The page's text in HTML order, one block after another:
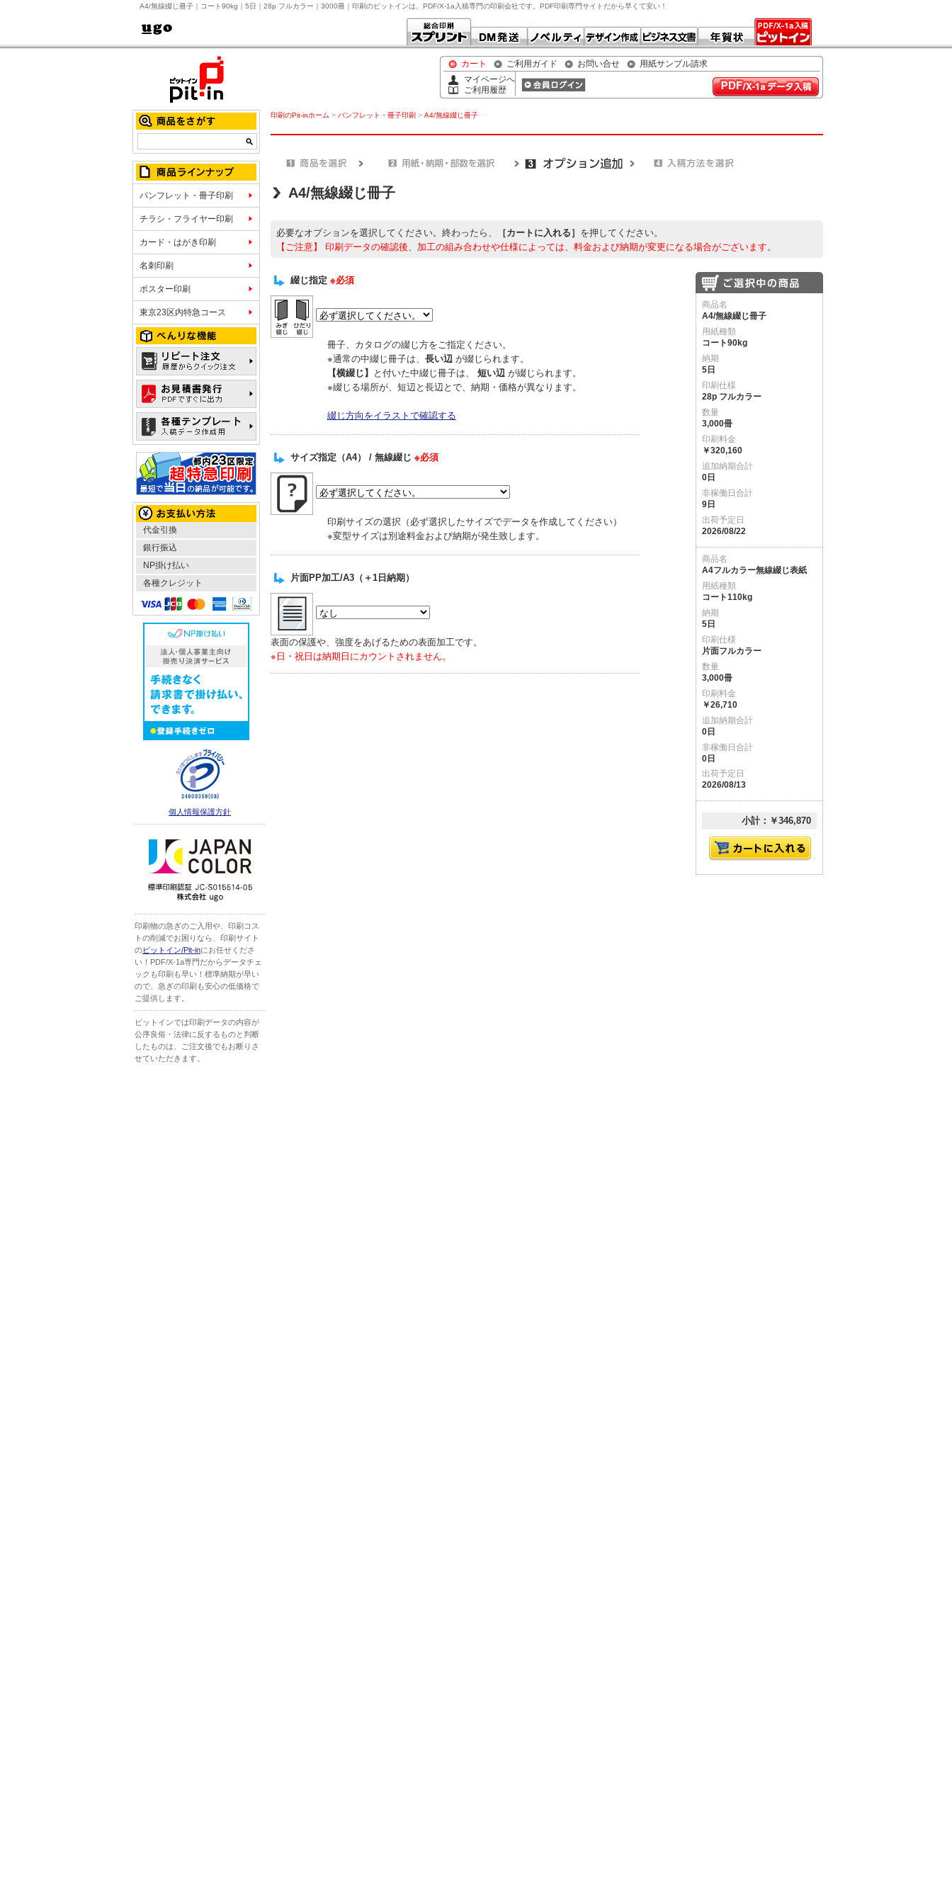
A4/無線綴じ冊子｜コート90kg｜5日｜28p フルカラー｜3000冊｜印刷のピットインは、PDF/X-1a入稿専門の印刷会社です。PDF印刷専門サイトだから早くて安い！
カート ご利用ガイド お問い合せ
用紙サンプル請求
マイページへ
ご利用履歴
パンフレット・冊子印刷
チラシ・フライヤー印刷
カード・はがき印刷
名刺印刷
ポスター印刷
東京23区内特急コース
代金引換
銀行振込
NP掛け払い
各種クレジット
個人情報保護方針
印刷物の急ぎのご入用や、印刷コス
トの削減でお困りなら、印刷サイト
のピットイン/Pit-inにお任せくださ
い！PDF/X-1a専門だからデータチェ
ックも印刷も早い！標準納期が早い
ので、急ぎの印刷も安心の低価格で
ご提供します。
ピットインでは印刷データの内容が
公序良俗・法律に反するものと判断
したものは、ご注文後でもお断りさ
せていただきます。
印刷のPit-inホーム > パンフレット・冊子印刷 > A4/無線綴じ冊子
A4/無線綴じ冊子
必要なオプションを選択してください。終わったら、 ［カートに入れる］ を押してください。
【ご注意】
印刷データの確認後、加工の組み合わせや仕様によっては、料金および納期が変更になる場合がございます。
綴じ指定 ※必須
冊子、カタログの綴じ方をご指定ください。
※通常の中綴じ冊子は、 長い辺 が綴じられます。
【横綴じ】
と付いた中綴じ冊子は、 短い辺 が綴じられます。
※綴じる場所が、短辺と長辺とで、納期・価格が異なります。
綴じ方向をイラストで確認する
サイズ指定（A4） / 無線綴じ ※必須
印刷サイズの選択（必ず選択したサイズでデータを作成してください）
※変型サイズは別途料金および納期が発生致します。
片面PP加工/A3（＋1日納期）
表面の保護や、強度をあげるための表面加工です。
※日・祝日は納期日にカウントされません。
商品名
A4/無線綴じ冊子
用紙種類
コート90kg
納期
5日
印刷仕様
28p フルカラー
数量
3,000冊
印刷料金
￥320,160
追加納期合計
0日
非稼働日合計
9日
出荷予定日
2026/08/22
商品名
A4フルカラー無線綴じ表紙
用紙種類
コート110kg
納期
5日
印刷仕様
片面フルカラー
数量
3,000冊
印刷料金
￥26,710
追加納期合計
0日
非稼働日合計
0日
出荷予定日
2026/08/13
小計：￥346,870